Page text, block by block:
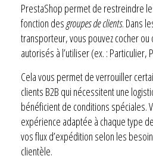
PrestaShop permet de restreindre
fonction des groupes de clients. Dans
transporteur, vous pouvez cocher
autorisés à l’utiliser (ex. :
Cela vous permet de verrouiller
clients B2B qui nécessitent une
bénéficient de conditions spéciales.
expérience adaptée à chaque type
vos flux d’expédition selon les
clientèle.